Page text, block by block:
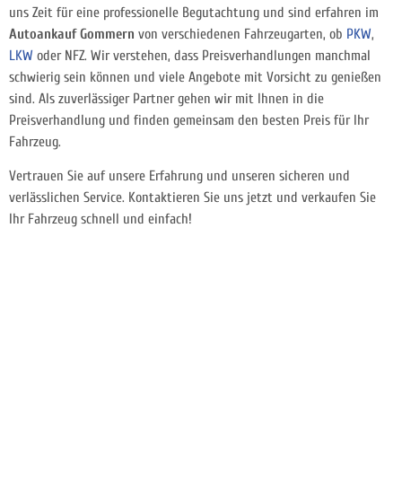
uns Zeit für eine professionelle Begutachtung und sind erfahren im
Autoankauf Gommern von verschiedenen Fahrzeugarten, ob PKW,
LKW oder NFZ. Wir verstehen, dass Preisverhandlungen manchmal
schwierig sein können und viele Angebote mit Vorsicht zu genießen
sind. Als zuverlässiger Partner gehen wir mit Ihnen in die
Preisverhandlung und finden gemeinsam den besten Preis für Ihr
Fahrzeug.
Vertrauen Sie auf unsere Erfahrung und unseren sicheren und
verlässlichen Service. Kontaktieren Sie uns jetzt und verkaufen Sie
Ihr Fahrzeug schnell und einfach!